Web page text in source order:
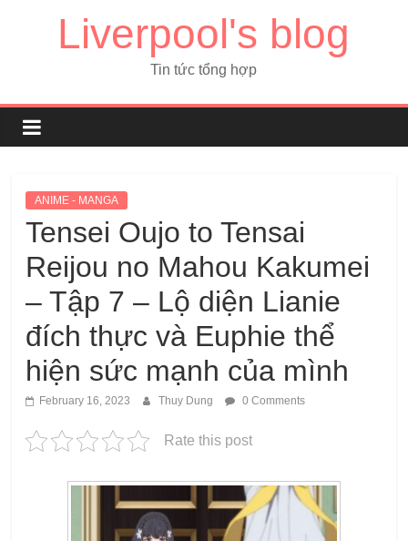
Liverpool's blog
Tin tức tổng hợp
ANIME - MANGA
Tensei Oujo to Tensai
Reijou no Mahou Kakumei
– Tập 7 – Lộ diện Lianie
đích thực và Euphie thể
hiện sức mạnh của mình
February 16, 2023 Thuy Dung 0 Comments
Rate this post